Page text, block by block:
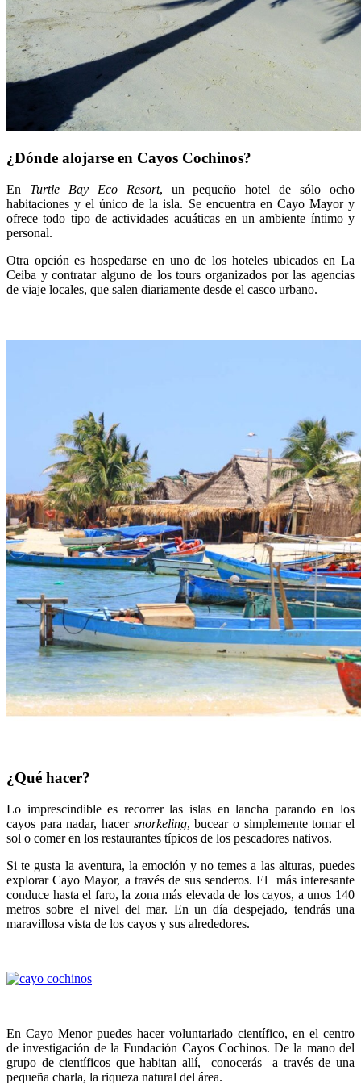
¿Dónde alojarse en Cayos Cochinos?
En Turtle Bay Eco Resort, un pequeño hotel de sólo ocho
habitaciones y el único de la isla. Se encuentra en Cayo Mayor y
ofrece todo tipo de actividades acuáticas en un ambiente íntimo y
personal.
Otra opción es hospedarse en uno de los hoteles ubicados en La
Ceiba y contratar alguno de los tours organizados por las agencias
de viaje locales, que salen diariamente desde el casco urbano.
¿Qué hacer?
Lo imprescindible es recorrer las islas en lancha parando en los
cayos para nadar, hacer snorkeling, bucear o simplemente tomar el
sol o comer en los restaurantes típicos de los pescadores nativos.
Si te gusta la aventura, la emoción y no temes a las alturas, puedes
explorar Cayo Mayor, a través de sus senderos. El más interesante
conduce hasta el faro, la zona más elevada de los cayos, a unos 140
metros sobre el nivel del mar. En un día despejado, tendrás una
maravillosa vista de los cayos y sus alrededores.
En Cayo Menor puedes hacer voluntariado científico, en el centro
de investigación de la Fundación Cayos Cochinos. De la mano del
grupo de científicos que habitan allí, conocerás a través de una
pequeña charla, la riqueza natural del área.